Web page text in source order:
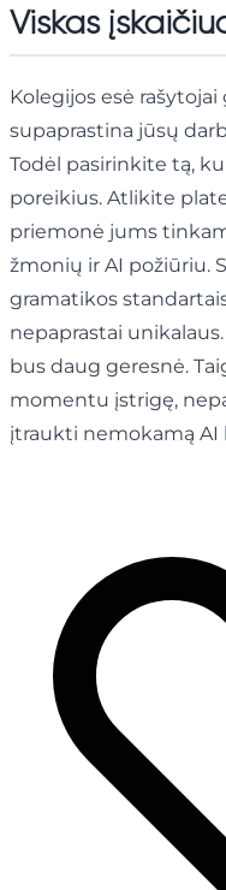
Viskas
Kolegijos esė
supaprastina jūsų
Todėl pasirinkite tą,
poreikius. Atlikite
priemonė jums
žmonių ir AI požiūriu.
gramatikos
nepaprastai
bus daug geresnė.
momentu įstrigę,
įtraukti nemokamą AI